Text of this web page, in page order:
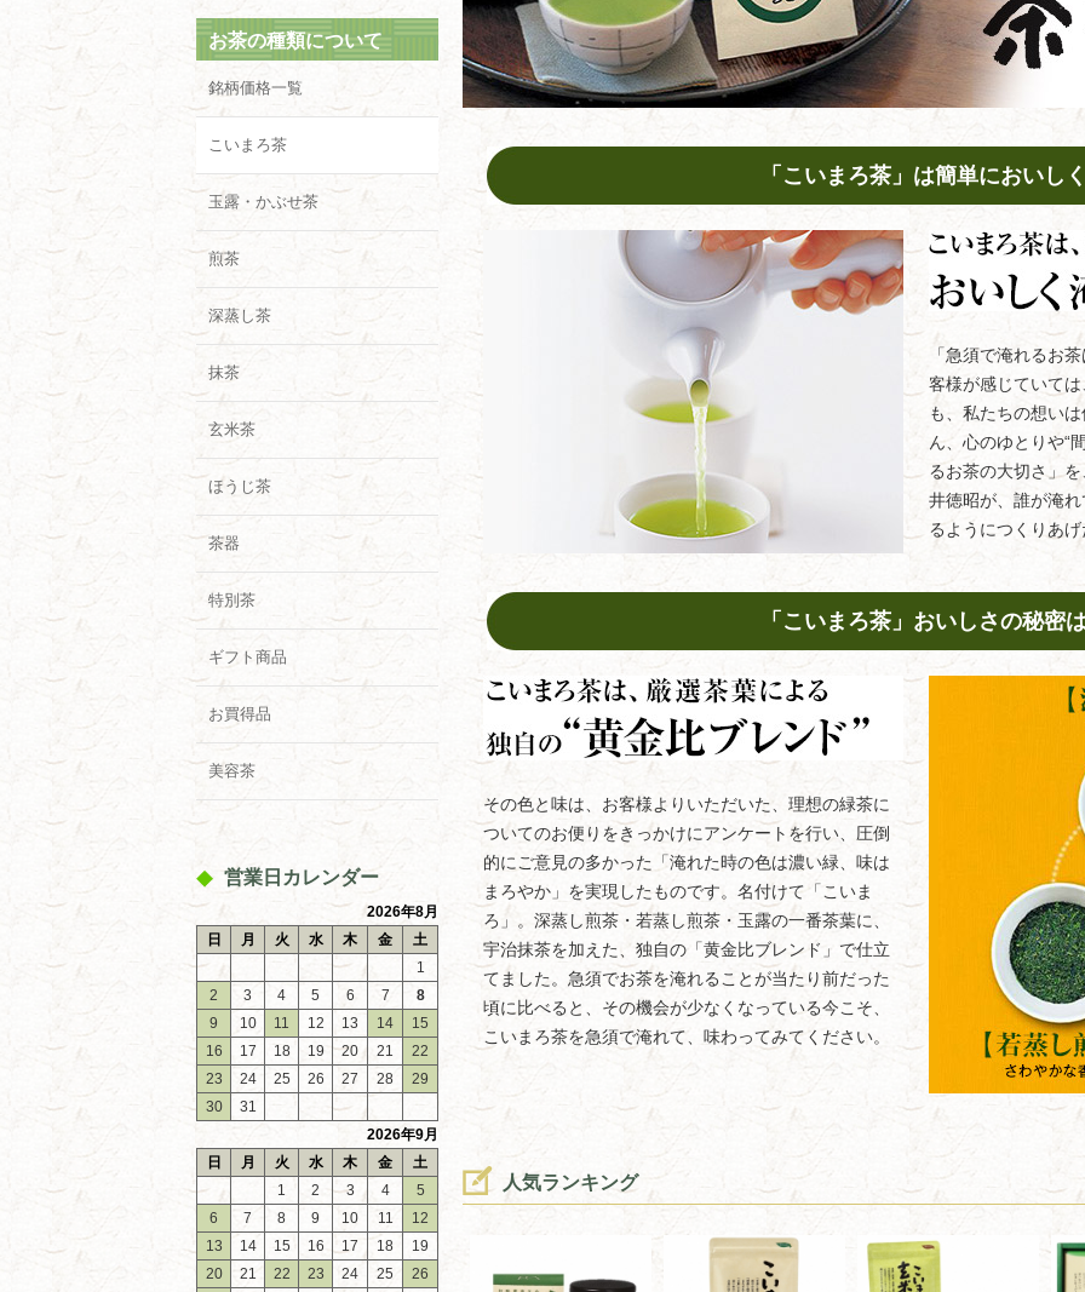
お茶の種類について
銘柄価格一覧
こいまろ茶
玉露・かぶせ茶
煎茶
深蒸し茶
抹茶
玄米茶
ほうじ茶
茶器
特別茶
ギフト商品
お買得品
美容茶
営業日カレンダー
2026年8月
日
月 火 水 木 金
土
1
2
3 4 5 6 7
8
9
10 11 12 13 14
15
16
17 18 19 20 21
22
23
24 25 26 27 28
29
30
31
2026年9月
日
月 火 水 木 金
土
1
2 3 4
5
6
7 8 9 10 11
12
13
14 15 16 17 18
19
20
21 22 23 24 25
26
「こいまろ茶」は簡単においし
「急須で淹れるお
客様が感じていて
も、私たちの想い
ん、心のゆとりや“
るお茶の大切さ」
井徳昭が、誰が淹
るようにつくりあ
「こいまろ茶」おいしさの秘密
その色と味は、お客様よりいただいた、理想の緑茶に
ついてのお便りをきっかけにアンケートを行い、圧倒
的にご意見の多かった「淹れた時の色は濃い緑、味は
まろやか」を実現したものです。名付けて「こいま
ろ」。深蒸し煎茶・若蒸し煎茶・玉露の一番茶葉に、
宇治抹茶を加えた、独自の「黄金比ブレンド」で仕立
てました。急須でお茶を淹れることが当たり前だった
頃に比べると、その機会が少なくなっている今こそ、
こいまろ茶を急須で淹れて、味わってみてください。
人気ランキング